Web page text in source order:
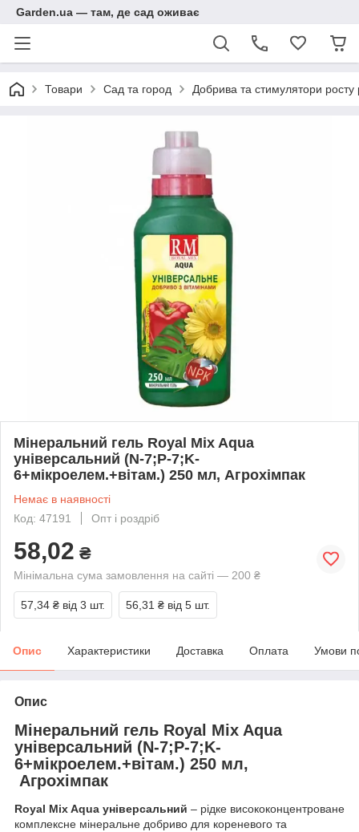
Garden.ua — там, де сад оживає
Товари Сад та город Добрива та стимулятори росту
Мінеральний гель Royal Mix Aqua
універсальний (N-7;P-7;K-
6+мікроелем.+вітам.) 250 мл, Агрохімпак
Немає в наявності
Код: 47191
Опт і роздріб
58,02 ₴
Мінімальна сума замовлення на сайті — 200 ₴
57,34 ₴ від 3 шт. 56,31 ₴ від 5 шт.
Опис Характеристики Доставка Оплата Умови
Опис
Мінеральний гель Royal Mix Aqua
універсальний (N-7;P-7;K-
6+мікроелем.+вітам.) 250 мл,
Агрохімпак
Royal Mix Aqua універсальний – рідке висококонцентроване
комплексне мінеральне добриво для кореневого та